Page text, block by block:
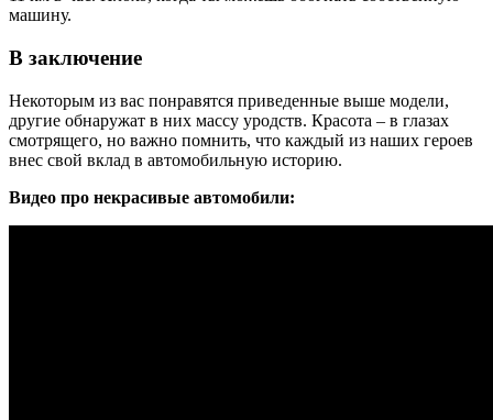
машину.
В заключение
Некоторым из вас понравятся приведенные выше модели,
другие обнаружат в них массу уродств. Красота – в глазах
смотрящего, но важно помнить, что каждый из наших героев
внес свой вклад в автомобильную историю.
Видео про некрасивые автомобили: